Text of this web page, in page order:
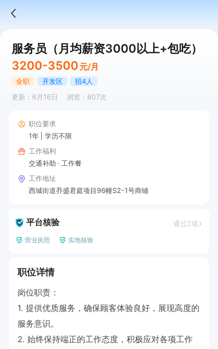
服务员（月均薪资3000以上+包吃）
3200-3500 元/月
全职 开发区
招4人
更新：6月16日
浏览：807次
职位要求
1年
学历不限
工作福利
交通补助
工作餐
工作地址
西城街道乔盛君庭项目96幢S2-1号商铺
平台核验 通过2项
营业执照 实地核验
职位详情
岗位职责：
1. 提供优质服务，确保顾客体验良好，展现高度的
服务意识。
2. 始终保持端正的工作态度，积极应对各项工作